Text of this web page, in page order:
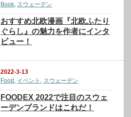
Book, スウェーデン
おすすめ北欧漫画『北欧ふたり
ぐらし』の魅力を作者にインタ
ビュー！
2022-3-13
Food イベント スウェーデン
FOODEX 2022で注目のスウェ
ーデンブランドはこれだ！